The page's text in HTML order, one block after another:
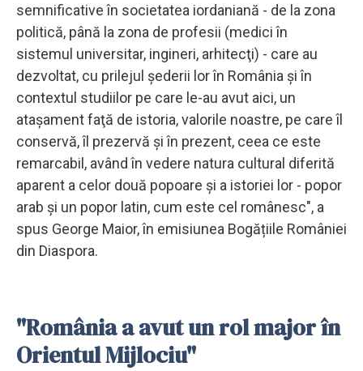
semnificative în societatea iordaniană - de la zona
politică, până la zona de profesii (medici în
sistemul universitar, ingineri, arhitecţi) - care au
dezvoltat, cu prilejul şederii lor în România şi în
contextul studiilor pe care le-au avut aici, un
ataşament faţă de istoria, valorile noastre, pe care îl
conservă, îl prezervă şi în prezent, ceea ce este
remarcabil, având în vedere natura cultural diferită
aparent a celor două popoare şi a istoriei lor - popor
arab şi un popor latin, cum este cel românesc", a
spus George Maior, în emisiunea Bogățiile României
din Diaspora.
"România a avut un rol major în
Orientul Mijlociu"